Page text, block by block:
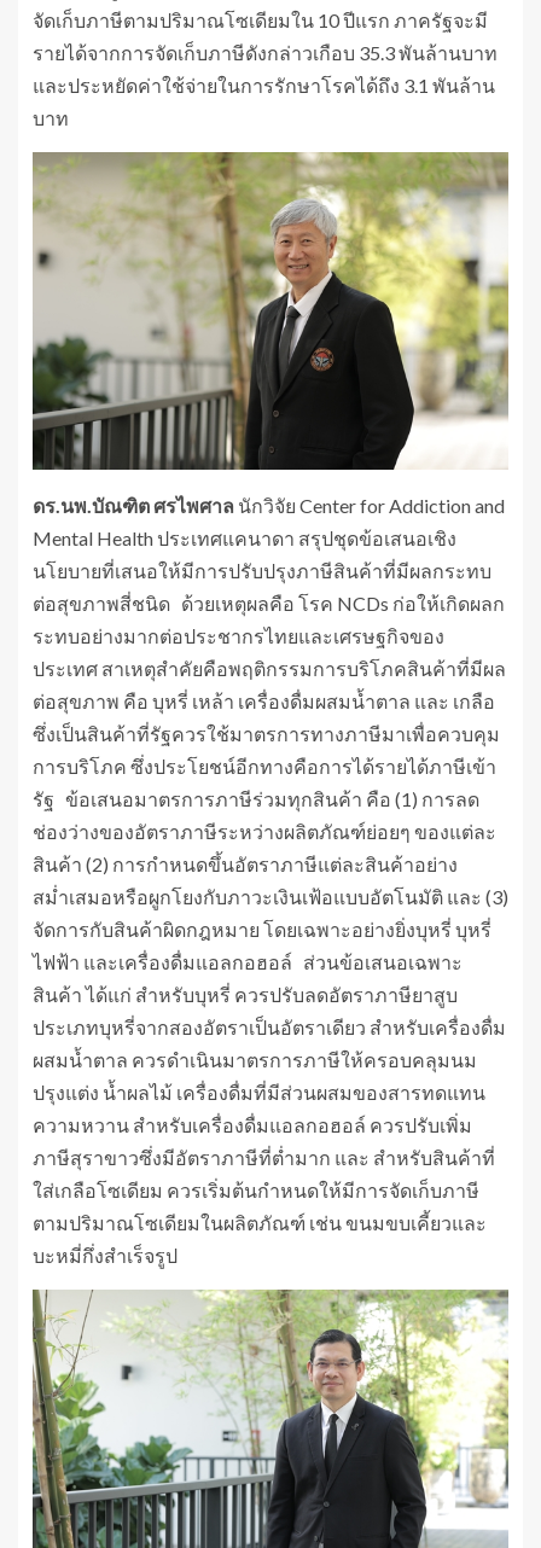
จัดเก็บภาษีตามปริมาณโซเดียมใน 10 ปีแรก ภาครัฐจะมี
รายได้จากการจัดเก็บภาษีดังกล่าวเกือบ 35.3 พันล้านบาท
และประหยัดค่าใช้จ่ายในการรักษาโรคได้ถึง 3.1 พันล้าน
บาท
ดร.นพ.บัณฑิต ศรไพศาล นักวิจัย Center for Addiction and
Mental Health ประเทศแคนาดา สรุปชุดข้อเสนอเชิง
นโยบายที่เสนอให้มีการปรับปรุงภาษีสินค้าที่มีผลกระทบ
ต่อสุขภาพสี่ชนิด ด้วยเหตุผลคือ โรค NCDs ก่อให้เกิดผลก
ระทบอย่างมากต่อประชากรไทยและเศรษฐกิจของ
ประเทศ สาเหตุสำคัยคือพฤติกรรมการบริโภคสินค้าที่มีผล
ต่อสุขภาพ คือ บุหรี่ เหล้า เครื่องดื่มผสมน้ำตาล และ เกลือ
ซึ่งเป็นสินค้าที่รัฐควรใช้มาตรการทางภาษีมาเพื่อควบคุม
การบริโภค ซึ่งประโยชน์อีกทางคือการได้รายได้ภาษีเข้า
รัฐ ข้อเสนอมาตรการภาษีร่วมทุกสินค้า คือ (1) การลด
ช่องว่างของอัตราภาษีระหว่างผลิตภัณฑ์ย่อยๆ ของแต่ละ
สินค้า (2) การกำหนดขึ้นอัตราภาษีแต่ละสินค้าอย่าง
สม่ำเสมอหรือผูกโยงกับภาวะเงินเฟ้อแบบอัตโนมัติ และ (3)
จัดการกับสินค้าผิดกฎหมาย โดยเฉพาะอย่างยิ่งบุหรี่ บุหรี่
ไฟฟ้า และเครื่องดื่มแอลกอฮอล์ ส่วนข้อเสนอเฉพาะ
สินค้า ได้แก่ สำหรับบุหรี่ ควรปรับลดอัตราภาษียาสูบ
ประเภทบุหรี่จากสองอัตราเป็นอัตราเดียว สำหรับเครื่องดื่ม
ผสมน้ำตาล ควรดำเนินมาตรการภาษีให้ครอบคลุมนม
ปรุงแต่ง น้ำผลไม้ เครื่องดื่มที่มีส่วนผสมของสารทดแทน
ความหวาน สำหรับเครื่องดื่มแอลกอฮอล์ ควรปรับเพิ่ม
ภาษีสุราขาวซึ่งมีอัตราภาษีที่ต่ำมาก และ สำหรับสินค้าที่
ใส่เกลือโซเดียม ควรเริ่มต้นกำหนดให้มีการจัดเก็บภาษี
ตามปริมาณโซเดียมในผลิตภัณฑ์ เช่น ขนมขบเคี้ยวและ
บะหมี่กึ่งสำเร็จรูป